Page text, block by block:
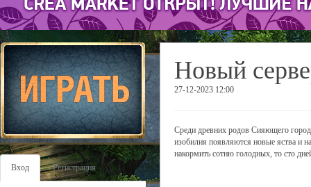
Вход Регистрация
Новый
27-12-2023 12:00
Среди древних родов Сияющего
изобилия появляются новые яства и
накормить сотню голодных, то сто